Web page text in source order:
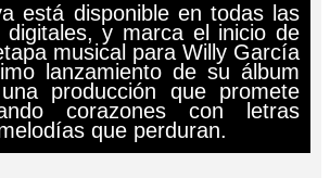
está disponible en todas las
digitales, y marca el inicio de
musical para Willy García
lanzamiento de su álbum
una producción que promete
corazones con letras
que perduran.